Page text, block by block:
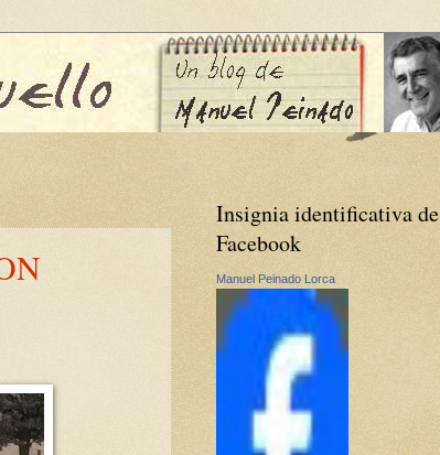
Insignia identificativa de
Facebook
Manuel Peinado Lorca